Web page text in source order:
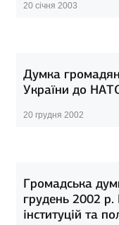
20 січня 2003
Думка
України до
20 грудня 2002
Громадська
грудень 2002 р.
інституцій та